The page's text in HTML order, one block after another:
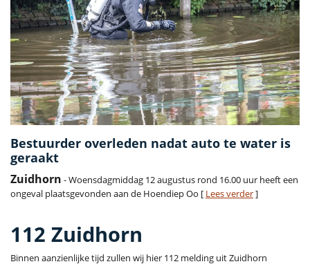
Bestuurder overleden nadat auto te water is
geraakt
Zuidhorn - Woensdagmiddag 12 augustus rond 16.00 uur heeft een
ongeval plaatsgevonden aan de Hoendiep Oo [ Lees verder]
112 Zuidhorn
Binnen aanzienlijke tijd zullen wij hier 112 melding uit Zuidhorn